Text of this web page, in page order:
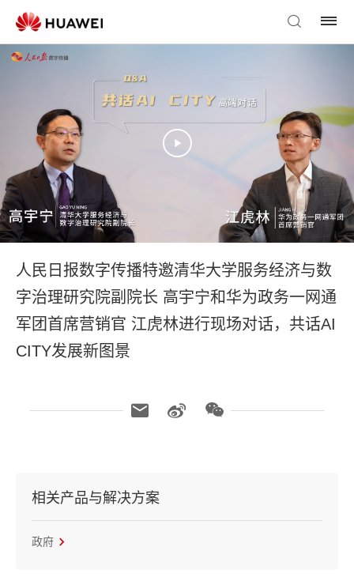
人民日报数字传播特邀清华大学服务经济与数
字治理研究院副院长 高宇宁和华为政务一网通
军团首席营销官 江虎林进行现场对话，共话AI
CITY发展新图景
相关产品与解决方案
政府